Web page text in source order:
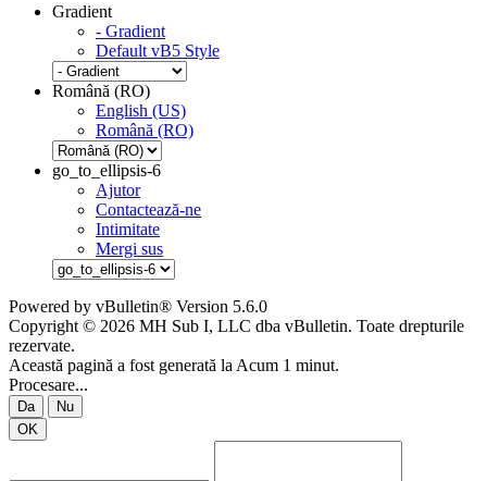
Gradient
- Gradient
Default vB5 Style
Română (RO)
English (US)
Română (RO)
go_to_ellipsis-6
Ajutor
Contactează-ne
Intimitate
Mergi sus
Powered by vBulletin® Version 5.6.0
Copyright © 2026 MH Sub I, LLC dba vBulletin. Toate drepturile
rezervate.
Această pagină a fost generată la Acum 1 minut.
Procesare...
Da
Nu
OK